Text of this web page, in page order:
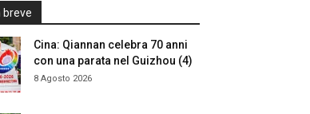
breve
Cina: Qiannan celebra 70 anni
con una parata nel Guizhou (4)
8 Agosto 2026